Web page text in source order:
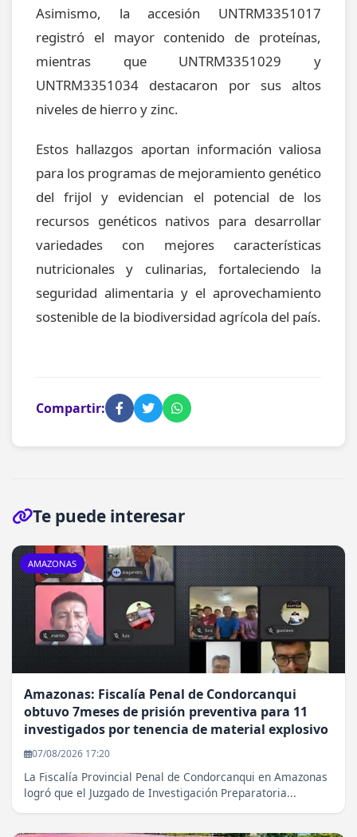
Asimismo, la accesión UNTRM3351017
registró el mayor contenido de proteínas,
mientras que UNTRM3351029 y
UNTRM3351034 destacaron por sus altos
niveles de hierro y zinc.
Estos hallazgos aportan información valiosa
para los programas de mejoramiento genético
del frijol y evidencian el potencial de los
recursos genéticos nativos para desarrollar
variedades con mejores características
nutricionales y culinarias, fortaleciendo la
seguridad alimentaria y el aprovechamiento
sostenible de la biodiversidad agrícola del país.
Compartir:
Te puede interesar
AMAZONAS
Amazonas: Fiscalía Penal de Condorcanqui
obtuvo 7meses de prisión preventiva para 11
investigados por tenencia de material explosivo
07/08/2026 17:20
La Fiscalía Provincial Penal de Condorcanqui en Amazonas
logró que el Juzgado de Investigación Preparatoria...